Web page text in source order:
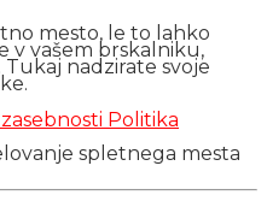
mesto, le to lahko
v vašem brskalniku,
nadzirate svoje
Politika
spletnega mesta